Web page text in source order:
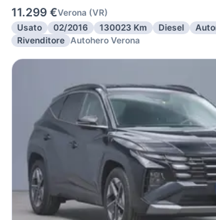
11.299 €Verona (VR)
Usato
02/2016 130023 Km Diesel
Rivenditore Autohero Verona